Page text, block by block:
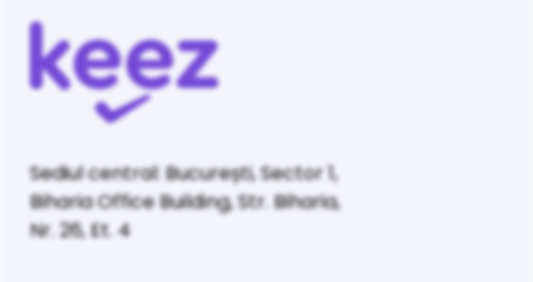
Sediul central: București, Sector 1,
Biharia Office Building, Str. Biharia,
Nr. 26, Et. 4